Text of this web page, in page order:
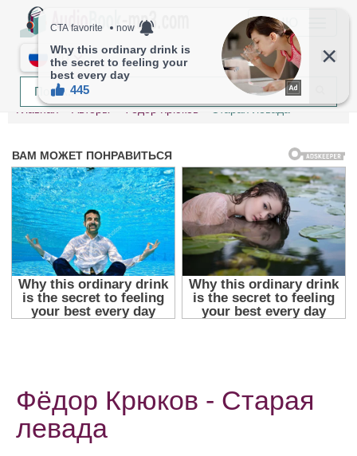
МЕНЮ
RU
Главная Авторы Фёдор Крюков Старая левада
Фёдор Крюков - Старая
левада